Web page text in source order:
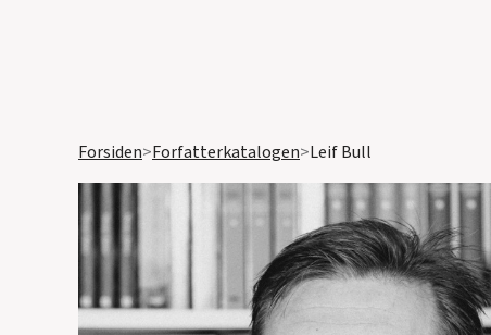
Forsiden>Forfatterkatalogen>Leif Bull